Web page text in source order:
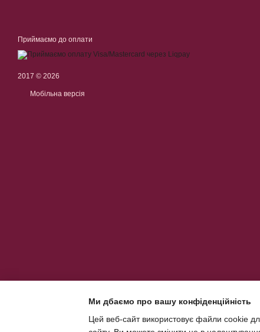
Приймаємо до оплати
2017 © 2026
Мобільна версія
Ми дбаємо про вашу конфіденційність
Цей веб-сайт використовує файли cookie